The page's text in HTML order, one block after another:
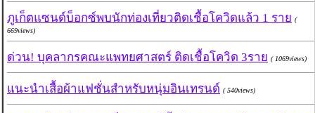
ภูเก็ตแซนด์บ็อกซ์พบนักท่องเที่ยวติดเชื้อโควิดแล้ว 1 ราย (
669views)
ด่วน! บุคลากรคณะแพทยศาสตร์ ติดเชื้อโควิด 3ราย ( 1069views)
แนะนำเสื้อผ้าแฟชั่นสำหรับหนุ่มอินเทรนด์ ( 540views)